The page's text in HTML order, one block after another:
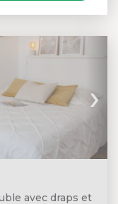
›
avec draps et